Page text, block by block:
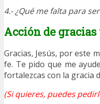
4.- ¿Qué me falta para
Acción de
Gracias, Jesús, por este
fe. Te pido que me
fortalezcas con la gracia
(Si quieres, puedes